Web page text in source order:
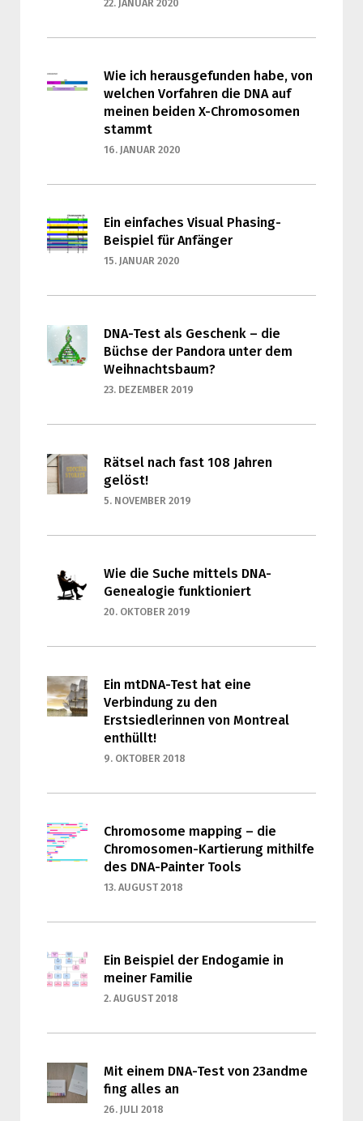
22. JANUAR 2020
Wie ich herausgefunden habe, von
welchen Vorfahren die DNA auf
meinen beiden X-Chromosomen
stammt
16. JANUAR 2020
Ein einfaches Visual Phasing-
Beispiel für Anfänger
15. JANUAR 2020
DNA-Test als Geschenk – die
Büchse der Pandora unter dem
Weihnachtsbaum?
23. DEZEMBER 2019
Rätsel nach fast 108 Jahren
gelöst!
5. NOVEMBER 2019
Wie die Suche mittels DNA-
Genealogie funktioniert
20. OKTOBER 2019
Ein mtDNA-Test hat eine
Verbindung zu den
Erstsiedlerinnen von Montreal
enthüllt!
9. OKTOBER 2018
Chromosome mapping – die
Chromosomen-Kartierung mithilfe
des DNA-Painter Tools
13. AUGUST 2018
Ein Beispiel der Endogamie in
meiner Familie
2. AUGUST 2018
Mit einem DNA-Test von 23andme
fing alles an
26. JULI 2018